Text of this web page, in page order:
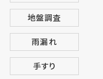
地盤調査
雨漏れ
手すり